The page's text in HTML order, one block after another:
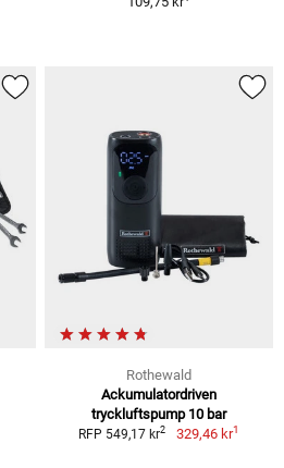
Rothewald
Ackumulatordriven
tryckluftspump 10 bar
RFP 549,17 kr2 329,46 kr1